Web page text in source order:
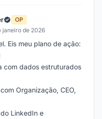
OP
janeiro de 2026
Eis meu plano de ação:
com dados estruturados
Organização, CEO,
LinkedIn e